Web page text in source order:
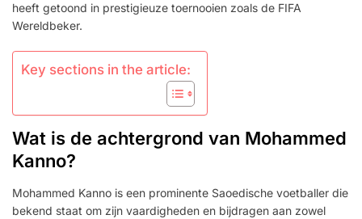
heeft getoond in prestigieuze toernooien zoals de FIFA
Wereldbeker.
Key sections in the article:
Wat is de achtergrond van Mohammed
Kanno?
Mohammed Kanno is een prominente Saoedische voetballer die
bekend staat om zijn vaardigheden en bijdragen aan zowel